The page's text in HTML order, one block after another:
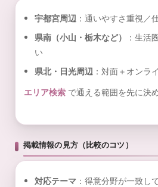
宇都宮周辺：通いやすさ重視／
県南（小山・栃木など）
：生活
い
県北・日光周辺：対面＋オンラ
エリア検索で通える範囲を先に決
掲載情報の見方（比較のコツ）
対応テーマ ：得意分野が一致し